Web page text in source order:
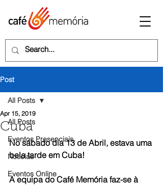
Post
All Posts
Eventos Presenciais
Notícias
Eventos Online
All Posts
Cuba
Apr 15, 2019
No sábado dia 13 de Abril, estava uma
bela tarde em Cuba!
A equipa do Café Memória faz-se à